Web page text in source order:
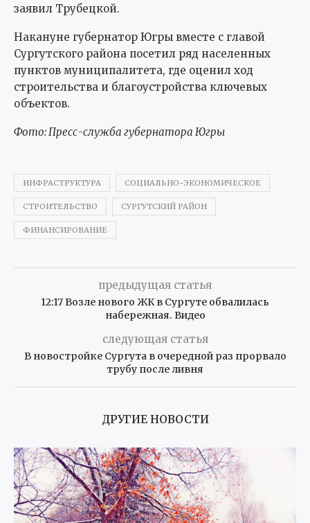
заявил Трубецкой.
Накануне губернатор Югры вместе с главой
Сургутского района посетил ряд населенных
пунктов муниципалитета, где оценил ход
строительства и благоустройства ключевых
объектов.
Фото: Пресс-служба губернатора Югры
ИНФРАСТРУКТУРА СОЦИАЛЬНО-ЭКОНОМИЧЕСКОЕ
СТРОИТЕЛЬСТВО СУРГУТСКИЙ РАЙОН
ФИНАНСИРОВАНИЕ
предыдущая статья
12:17 Возле нового ЖК в Сургуте обвалилась
набережная. Видео
следующая статья
В новостройке Сургута в очередной раз прорвало
трубу после ливня
ДРУГИЕ НОВОСТИ